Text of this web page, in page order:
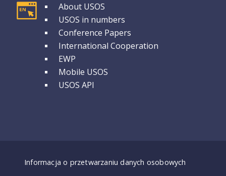
GRUPA 1About USOS
USOS in numbers
Conference Papers
International Cooperation
EWP
Mobile USOS
USOS API
Dostępność - deklaracje
Informacja o przetwarzaniu danych osobowych